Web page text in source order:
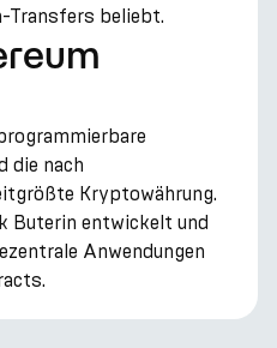
Transfers beliebt.
die nach
Kryptowährung.
Buterin entwickelt und
Anwendungen